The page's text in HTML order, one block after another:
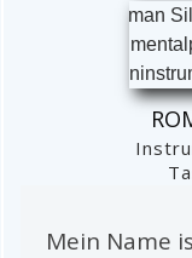
Mein Name